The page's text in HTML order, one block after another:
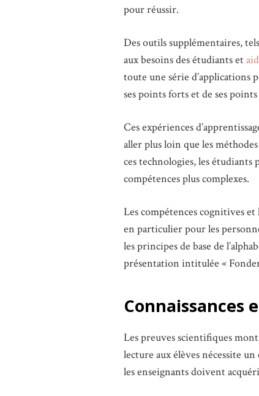
pour réussir.
Des outils supplémentaires,
aux besoins des étudiants et
toute une série d’applications
ses points forts et de ses points
Ces expériences
aller plus loin que les
ces technologies, les étudiants
compétences plus complexes.
Les compétences cognitives
en particulier pour les
les principes de base de
présentation intitulée «
Connaissances
Les preuves scientifiques
lecture aux élèves nécessite
les enseignants doivent